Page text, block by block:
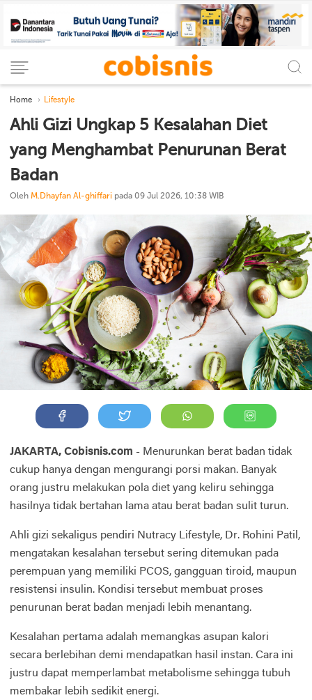
Home Lifestyle
Ahli Gizi Ungkap 5 Kesalahan Diet
yang Menghambat Penurunan Berat
Badan
Oleh M.Dhayfan Al-ghiffari pada 09 Jul 2026, 10:38 WIB
JAKARTA, Cobisnis.com - Menurunkan berat badan tidak
cukup hanya dengan mengurangi porsi makan. Banyak
orang justru melakukan pola diet yang keliru sehingga
hasilnya tidak bertahan lama atau berat badan sulit turun.
Ahli gizi sekaligus pendiri Nutracy Lifestyle, Dr. Rohini Patil,
mengatakan kesalahan tersebut sering ditemukan pada
perempuan yang memiliki PCOS, gangguan tiroid, maupun
resistensi insulin. Kondisi tersebut membuat proses
penurunan berat badan menjadi lebih menantang.
Kesalahan pertama adalah memangkas asupan kalori
secara berlebihan demi mendapatkan hasil instan. Cara ini
justru dapat memperlambat metabolisme sehingga tubuh
membakar lebih sedikit energi.